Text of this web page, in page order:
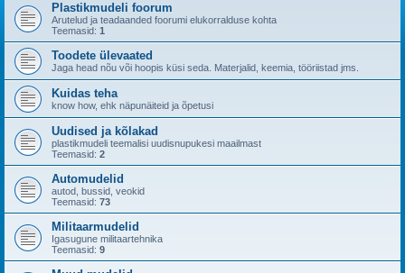
Plastikmudeli foorum
Arutelud ja teadaanded foorumi elukorralduse kohta
Teemasid: 1
Toodete ülevaated
Jaga head nõu või hoopis küsi seda. Materjalid, keemia, tööriistad jms.
Kuidas teha
know how, ehk näpunäiteid ja õpetusi
Uudised ja kõlakad
plastikmudeli teemalisi uudisnupukesi maailmast
Teemasid: 2
Automudelid
autod, bussid, veokid
Teemasid: 73
Militaarmudelid
Igasugune militaartehnika
Teemasid: 9